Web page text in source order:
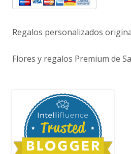
Regalos personalizados
Flores y regalos Premium de